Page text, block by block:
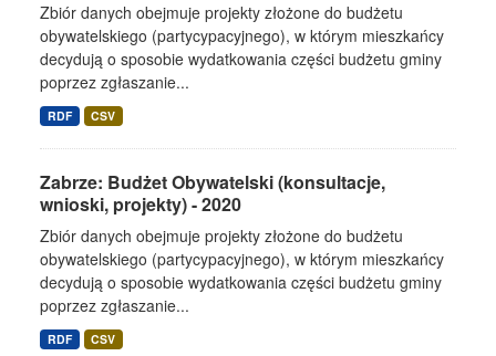
Zbiór danych obejmuje projekty złożone do budżetu
obywatelskiego (partycypacyjnego), w którym mieszkańcy
decydują o sposobie wydatkowania części budżetu gminy
poprzez zgłaszanie...
RDF CSV
Zabrze: Budżet Obywatelski (konsultacje,
wnioski, projekty) - 2020
Zbiór danych obejmuje projekty złożone do budżetu
obywatelskiego (partycypacyjnego), w którym mieszkańcy
decydują o sposobie wydatkowania części budżetu gminy
poprzez zgłaszanie...
RDF CSV